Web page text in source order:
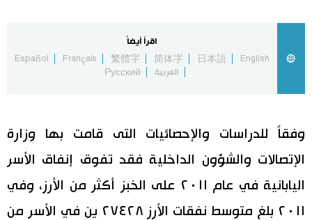
أشخاص
تجارب وآراء
سياسة
مجتمع
اللغة اليابانية
موسوعة اليابان
هو وهي
تواصل معنا
اقرأ أيضاً
English
日本語
简体字
繁體字
Français
Español
العربية
Русский
وفقاً للدراسات والإحصائيات التى قامت بها وزارة
الإتصالات والشؤون الداخلية فقد تفوق إنفاق الأسر
اليابانية في عام ٢٠١١ على الخبز أكثر من الأرز، وفي
٢٠١١ بلغ متوسط ​​نفقات الأرز ٢٧٤٢٨ ين في الأسر من